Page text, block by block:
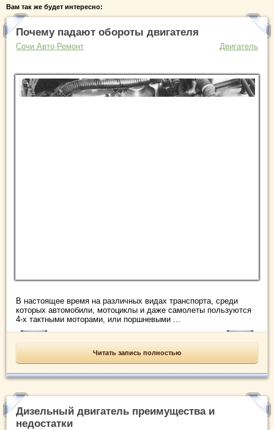
Вам так же будет интересно:
Почему падают обороты двигателя
Сочи Авто Ремонт Двигатель
В настоящее время на различных видах транспорта, среди
которых автомобили, мотоциклы и даже самолеты пользуются
4-х тактными моторами, или поршневыми ...
Читать запись полностью
Дизельный двигатель преимущества и
недостатки